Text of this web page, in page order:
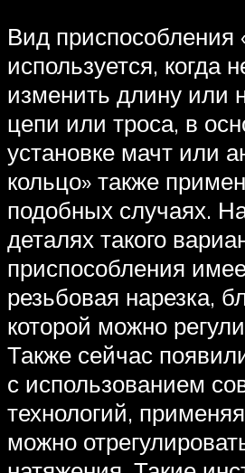
Вид приспособления
используется, когда
изменить длину или
цепи или троса, в
установке мачт или
кольцо» также
подобных случаях.
деталях такого
приспособления
резьбовая нарезка,
которой можно
Также сейчас
с использованием
технологий,
можно